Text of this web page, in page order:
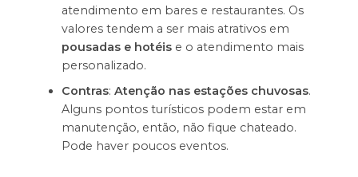
atendimento em bares e restaurantes. Os
valores tendem a ser mais atrativos em
pousadas e hotéis e o atendimento mais
personalizado.
Contras: Atenção nas estações chuvosas.
Alguns pontos turísticos podem estar em
manutenção, então, não fique chateado.
Pode haver poucos eventos.